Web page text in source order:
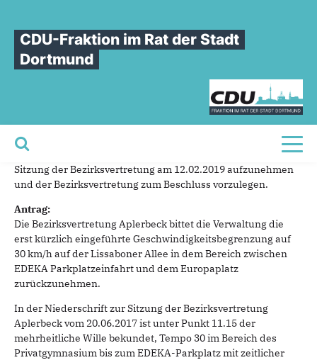
CDU-Fraktion im Rat der Stadt
Dortmund
Sie sind hier
LissabonerAllee
Sehr geehrter Herr Bezirksbürgermeister,
die CDU-Fraktion in der Bezirksvertretung Dortmund
Aplerbeck bittet folgenden Antrag in die Tagesordnung der
Sitzung der Bezirksvertretung am 12.02.2019 aufzunehmen
und der Bezirksvertretung zum Beschluss vorzulegen.
Antrag:
Die Bezirksvertretung Aplerbeck bittet die Verwaltung die
erst kürzlich eingeführte Geschwindigkeitsbegrenzung auf
30 km/h auf der Lissaboner Allee in dem Bereich zwischen
EDEKA Parkplatzeinfahrt und dem Europaplatz
zurückzunehmen.
In der Niederschrift zur Sitzung der Bezirksvertretung
Aplerbeck vom 20.06.2017 ist unter Punkt 11.15 der
mehrheitliche Wille bekundet, Tempo 30 im Bereich des
Privatgymnasium bis zum EDEKA-Parkplatz mit zeitlicher